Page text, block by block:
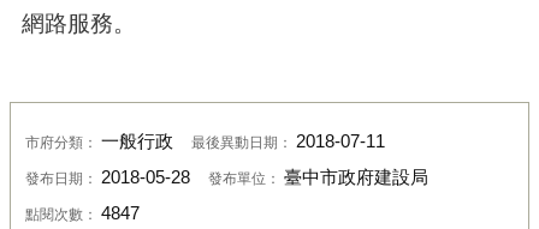
網路服務。
市府分類： 一般行政 最後異動日期： 2018-07-11
發布日期： 2018-05-28 發布單位： 臺中市政府建設局
點閱次數： 4847